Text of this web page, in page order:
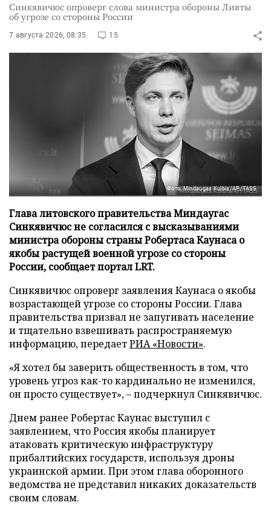
Синкявичюс опроверг слова министра обороны Ливты
об угрозе со стороны России
7 августа 2026, 08:35 15
Фото: Mindaugas Kulbis/AP/TASS
Глава литовского правительства Миндаугас
Синкявичюс не согласился с высказываниями
министра обороны страны Робертаса Каунаса о
якобы растущей военной угрозе со стороны
России, сообщает портал LRT.
Синкявичюс опроверг заявления Каунаса о якобы
возрастающей угрозе со стороны России. Глава
правительства призвал не запугивать население
и тщательно взвешивать распространяемую
информацию, передаетРИА «Новости».
«Я хотел бы заверить общественность в том, что
уровень угроз как-то кардинально не изменился,
он просто существует», – подчеркнул Синкявичюс.
Днем ранее Робертас Каунас выступил с
заявлением, что Россия якобы планирует
атаковать критическую инфраструктуру
прибалтийских государств, используя дроны
украинской армии. При этом глава оборонного
ведомства не представил никаких доказательств
своим словам.